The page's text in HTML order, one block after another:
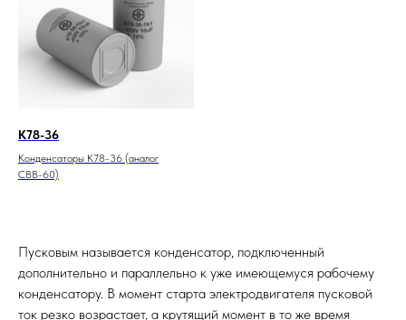
К78-36
Конденсаторы К78-36 (аналог
СВВ-60)
Пусковым называется конденсатор, подключенный
дополнительно и параллельно к уже имеющемуся рабочему
конденсатору. В момент старта электродвигателя пусковой
ток резко возрастает, а крутящий момент в то же время